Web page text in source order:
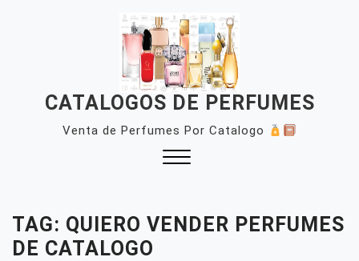
CATALOGOS DE PERFUMES
Venta de Perfumes Por Catalogo
TAG: QUIERO VENDER PERFUMES
DE CATALOGO